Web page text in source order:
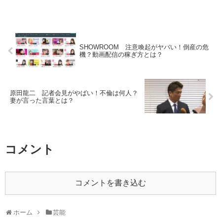
SHOWROOM 注意喚起がヤバい！倒産の危
機？動画配信の稼ぎ方とは？
原田龍二 記者会見がやばい！不倫は何人？
妻が言った言葉とは？
コメント
コメントを書き込む
ホーム 芸能